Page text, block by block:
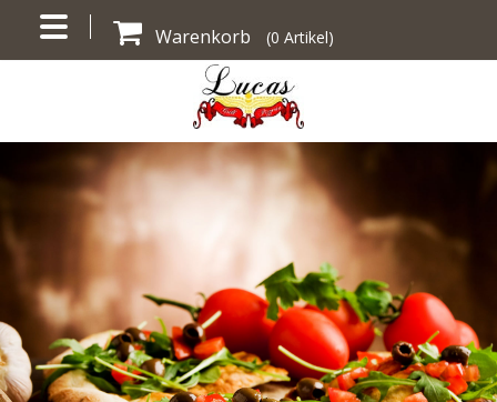
Warenkorb (0 Artikel)